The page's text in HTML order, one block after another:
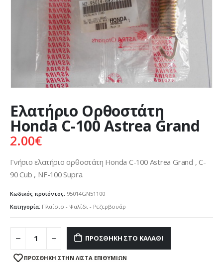
Ελατήριο Ορθοστάτη
Honda C-100 Astrea Grand
2.00€
Γνήσιο ελατήριο ορθοστάτη Honda C-100 Astrea Grand , C-
90 Cub , NF-100 Supra.
Κωδικός προϊόντος: 95014GN51100
Κατηγορία: Πλαίσιο - Ψαλίδι - Ρεζερβουάρ
ΠΡΟΣΘΉΚΗ ΣΤΟ ΚΑΛΆΘΙ
ΠΡΌΣΘΉΚΗ ΣΤΗΝ ΛΊΣΤΑ ΕΠΙΘΥΜΙΏΝ